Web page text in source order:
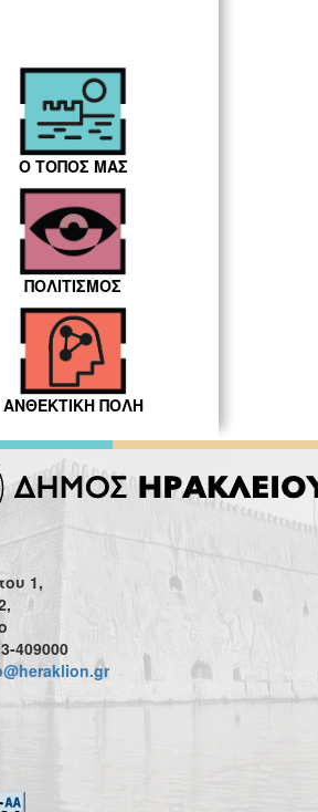
Ο ΤΟΠΟΣ ΜΑΣ
ΠΟΛΙΤΙΣΜΟΣ
ΑΝΘΕΚΤΙΚΗ ΠΟΛΗ
1,
409000